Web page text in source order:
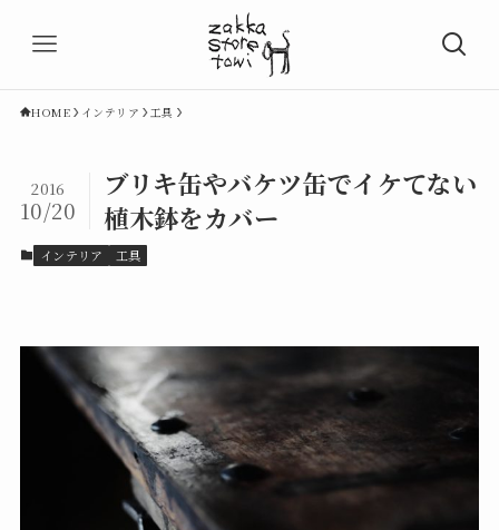
HOME インテリア 工具
ブリキ缶やバケツ缶でイケてない
植木鉢をカバー
2016
10/20
インテリア 工具